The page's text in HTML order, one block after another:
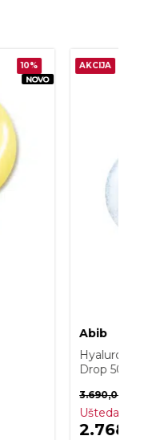
10% AKCIJA
Abib
Drop 50ml
3.690,00
Ušteda: